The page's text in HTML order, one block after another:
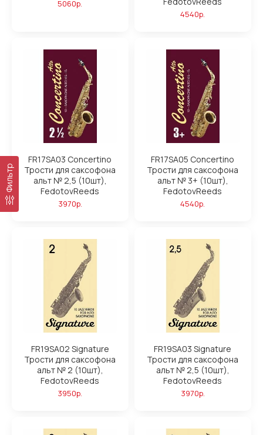
Фильтр
5060р.
4540р.
FR17SA03 Concertino
Трости для саксофона
альт № 2,5 (10шт),
FedotovReeds
3970р.
FR17SA05 Concertino
Трости для саксофона
альт № 3+ (10шт),
FedotovReeds
4540р.
FR19SA02 Signature
Трости для саксофона
альт № 2 (10шт),
FedotovReeds
3950р.
FR19SA03 Signature
Трости для саксофона
альт № 2,5 (10шт),
FedotovReeds
3970р.